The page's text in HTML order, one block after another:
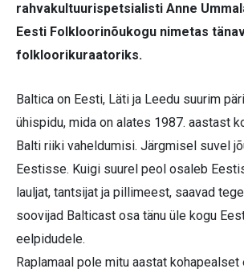
rahvakultuurispetsialisti Anne
Eesti Folkloorinõukogu nimetas
folkloorikuraatoriks.
Baltica on Eesti, Läti ja Leedu suurim
ühispidu, mida on alates 1987. aastast
Balti riiki vaheldumisi. Järgmisel suvel
Eestisse. Kuigi suurel peol osaleb
lauljat, tantsijat ja pillimeest, saavad
soovijad Balticast osa tänu üle kogu
eelpidudele.
Raplamaal pole mitu aastat kohapealset